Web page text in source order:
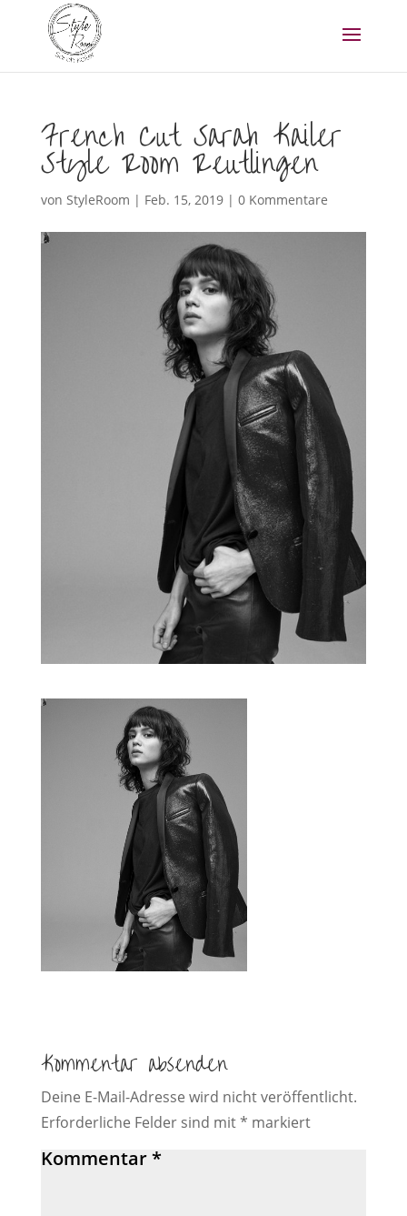
French Cut Sarah Kailer
Style Room Reutlingen
von StyleRoom | Feb. 15, 2019| 0 Kommentare
Kommentar absenden
Deine E-Mail-Adresse wird nicht veröffentlicht.
Erforderliche Felder sind mit* markiert